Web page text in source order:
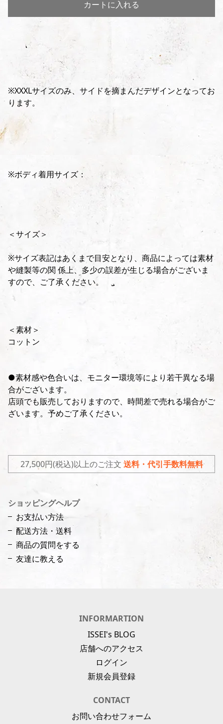
カートに入れる
※XXXLサイズのみ、サイドを摘まんだデザインとなってお
ります。
※ボディ着用サイズ：
＜サイズ＞
※サイズ表記はあくまで目安となり、商品によっては素材
や縫製等の関 係上、多少の誤差が生じる場合がございま
すので、ご了承ください。
＜素材＞
コットン
●素材感や色合いは、モニター環境等により若干異なる場
合がございます。
店頭でも販売しておりますので、時間差で売れる場合がご
ざいます。予めご了承ください。
27,500円(税込)以上のご注文 送料・代引手数料無料
ショッピングヘルプ
お支払い方法
配送方法・送料
商品の質問をする
友達に教える
INFORMARTION
ISSEI's BLOG
店舗へのアクセス
ログイン
新規会員登録
CONTACT
お問い合わせフォーム